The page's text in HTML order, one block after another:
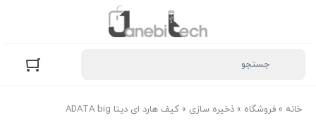
خانه » فروشگاه » ذخیره سازی » کیف هارد ای دیتا ADATA big